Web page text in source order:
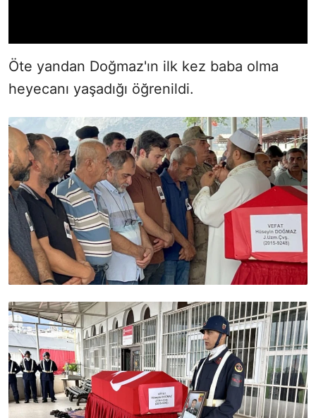
Öte yandan Doğmaz'ın ilk kez baba olma
heyecanı yaşadığı öğrenildi.